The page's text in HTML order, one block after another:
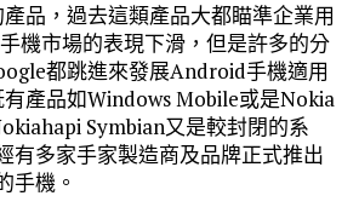
品，過去這類產品大都瞄準企業用
機市場的表現下滑，但是許多的分
都跳進來發展Android手機適用
產品如Windows Mobile或是Nokia
Symbian又是較封閉的系
多家手家製造商及品牌正式推出
手機。